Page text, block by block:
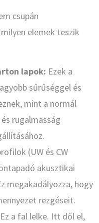
csupán
elemek teszik
lapok: Ezek a
sűrűséggel és
mint a normál
rugalmasság
(UW és CW
akusztikai
megakadályozza, hogy
rezgéseit.
Ez a fal lelke. Itt dől el,